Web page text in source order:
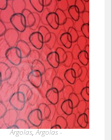
Argolas,Argolas -